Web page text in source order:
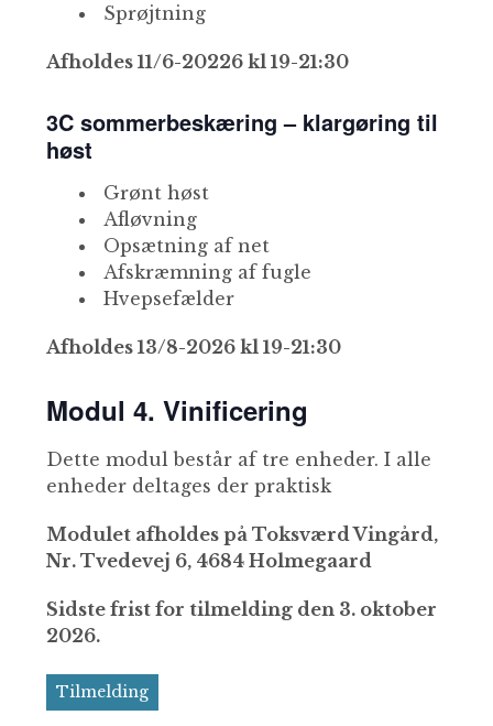
Sprøjtning
Afholdes 11/6-20226 kl 19-21:30
3C sommerbeskæring – klargøring til
høst
Grønt høst
Afløvning
Opsætning af net
Afskræmning af fugle
Hvepsefælder
Afholdes 13/8-2026 kl 19-21:30
Modul 4. Vinificering
Dette modul består af tre enheder. I alle
enheder deltages der praktisk
Modulet afholdes på Toksværd Vingård,
Nr. Tvedevej 6, 4684 Holmegaard
Sidste frist for tilmelding den 3. oktober
2026.
Tilmelding